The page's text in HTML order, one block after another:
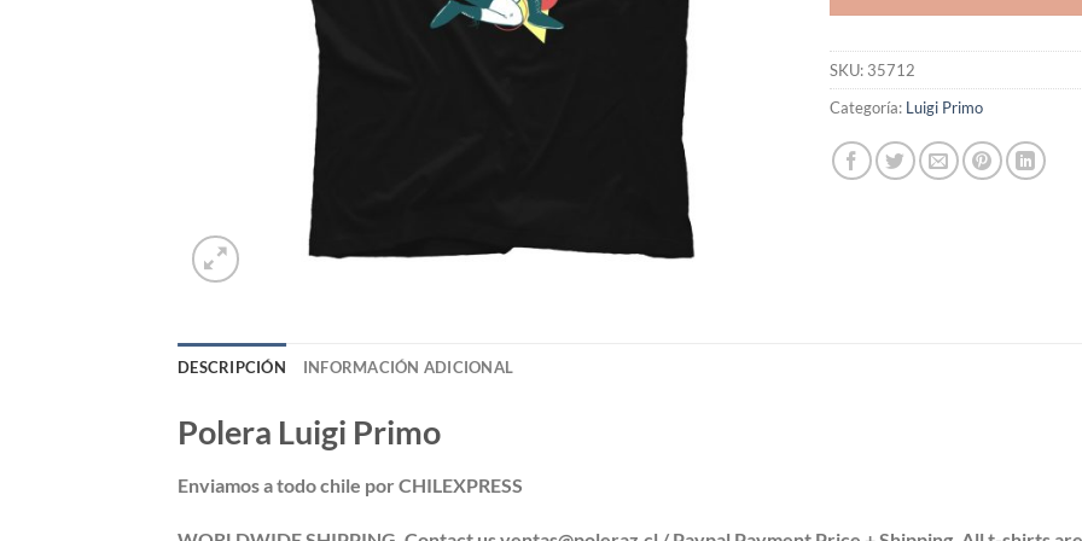
SKU: 35712
Categoría: Luigi Primo
DESCRIPCIÓN INFORMACIÓN ADICIONAL
Polera Luigi Primo
Enviamos a todo chile por CHILEXPRESS